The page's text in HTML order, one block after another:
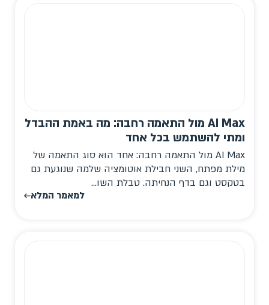
AI Max מול התאמה רחבה: מה באמת ההבדל
ומתי להשתמש בכל אחד
AI Max מול התאמה רחבה: אחד הוא סוג התאמה של
מילת מפתח, השני חבילת אוטומציה שלמה שנוגעת גם
בטקסט וגם בדף הנחיתה. טבלת השו...
למאמר המלא